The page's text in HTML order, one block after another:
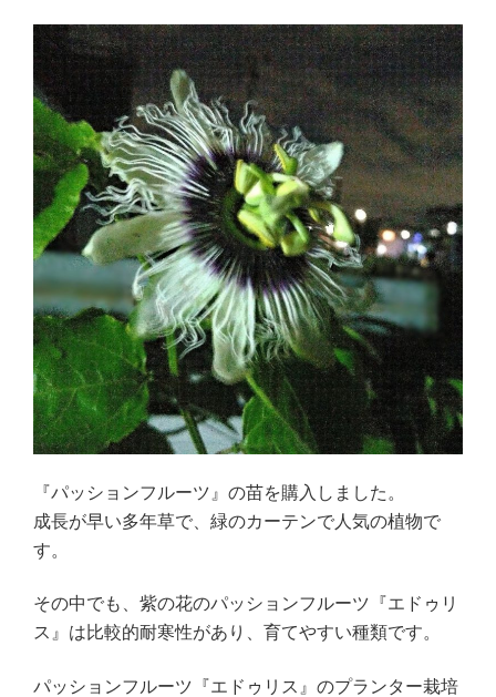
辛
(観
賞
用
ト
ウ
ガ
ラ
シ)
の
種
ま
き
プ
タ
ー
栽
録”
『パッションフルーツ』の苗を購入しました。
成長が早い多年草で、緑のカーテンで人気の植物で
す。
その中でも、紫の花のパッションフルーツ『エドゥリ
ス』は比較的耐寒性があり、育てやすい種類です。
パッションフルーツ『エドゥリス』のプランター栽培